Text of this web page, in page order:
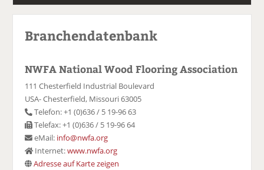
c
Branchendatenbank
NWFA National Wood Flooring Association
111 Chesterfield Industrial Boulevard
USA- Chesterfield, Missouri 63005
Telefon: +1 (0)636 / 5 19-96 63
Telefax: +1 (0)636 / 5 19-96 64
eMail: info@nwfa.org
Internet:www.nwfa.org
Adresse auf Karte zeigen